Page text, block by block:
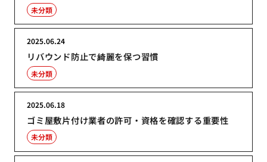
未分類
リバウンド防止で綺麗を保つ習慣
2025.06.24
未分類
ゴミ屋敷片付け業者の許可・資格を確認する重要性
2025.06.18
未分類